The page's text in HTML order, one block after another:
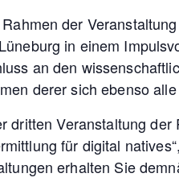
der
in einem
an den
derer sich ebenso
dritten Veranstaltung
für digital
erhalten Sie